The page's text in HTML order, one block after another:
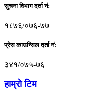
सुचना विभाग दर्ता नं:
१८७६/०७६-७७
प्रेस काउन्सिल दर्ता नं:
३४१/०७५-७६
हाम्राे टिम